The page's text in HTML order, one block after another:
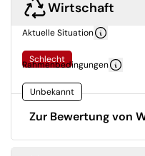
Wirtschaft
Aktuelle Situation
Schlecht
Rahmenbedingungen
Unbekannt
Zur Bewertung von